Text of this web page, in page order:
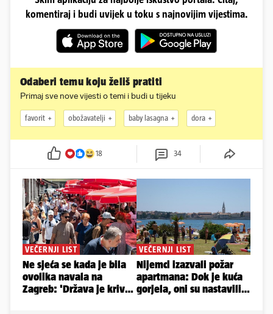
komentiraj i budi uvijek u toku s najnovijim vijestima.
Odaberi temu koju želiš pratiti
Primaj sve nove vijesti o temi i budi u tijeku
favorit obožavatelji baby lasagna dora
18 34